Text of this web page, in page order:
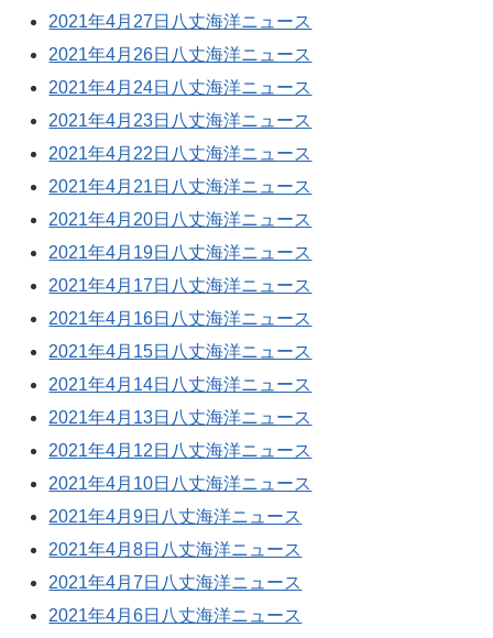
2021年4月27日八丈海洋ニュース
2021年4月26日八丈海洋ニュース
2021年4月24日八丈海洋ニュース
2021年4月23日八丈海洋ニュース
2021年4月22日八丈海洋ニュース
2021年4月21日八丈海洋ニュース
2021年4月20日八丈海洋ニュース
2021年4月19日八丈海洋ニュース
2021年4月17日八丈海洋ニュース
2021年4月16日八丈海洋ニュース
2021年4月15日八丈海洋ニュース
2021年4月14日八丈海洋ニュース
2021年4月13日八丈海洋ニュース
2021年4月12日八丈海洋ニュース
2021年4月10日八丈海洋ニュース
2021年4月9日八丈海洋ニュース
2021年4月8日八丈海洋ニュース
2021年4月7日八丈海洋ニュース
2021年4月6日八丈海洋ニュース